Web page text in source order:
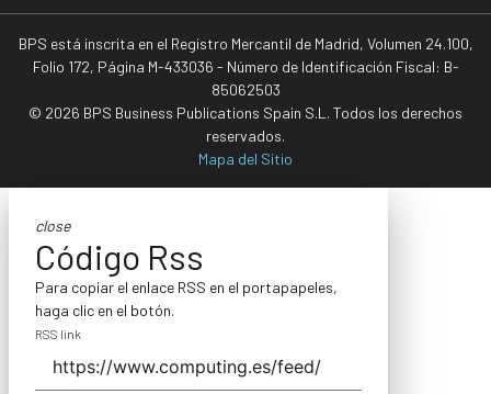
BPS está inscrita en el Registro Mercantil de Madrid, Volumen 24.100,
Folio 172, Página M-433036 - Número de Identificación Fiscal: B-
85062503
© 2026 BPS Business Publications Spain S.L. Todos los derechos
reservados.
Mapa del Sitio
close
Código Rss
Para copiar el enlace RSS en el portapapeles,
haga clic en el botón.
RSS link